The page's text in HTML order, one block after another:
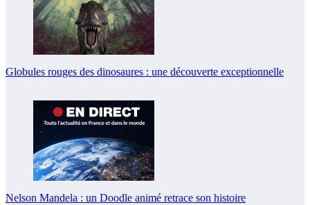
Globules rouges des dinosaures : une découverte exceptionnelle
Nelson Mandela : un Doodle animé retrace son histoire